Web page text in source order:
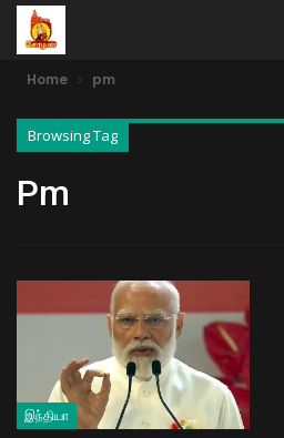
Home pm
Browsing Tag
Pm
இந்தியா